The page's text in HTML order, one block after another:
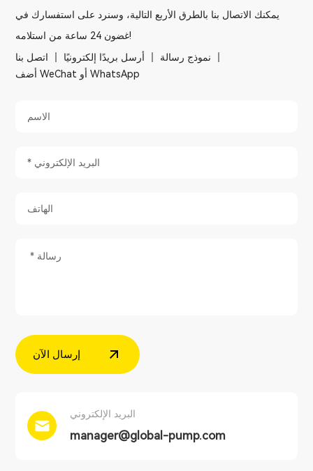
يمكنك الاتصال بنا بالطرق الأربع التالية، وسنرد على استفسارك في
غضون 24 ساعة من استلامه!
اتصل بنا
أرسل بريدًا إلكترونيًا
نموذج رسالة
أضف WeChat أو WhatsApp
إرسال الآن
البريد الإلكتروني
manager@global-pump.com